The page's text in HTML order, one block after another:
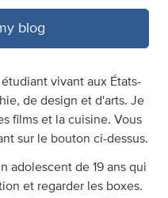
blog
vivant aux États-
de design et d'arts. Je
films et la cuisine. Vous
sur le bouton ci-dessus.
adolescent de 19 ans qui
et regarder les boxes.